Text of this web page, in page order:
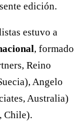
edición.
estuvo a
, formado
Reino
Angelo
Australia)
Chile).